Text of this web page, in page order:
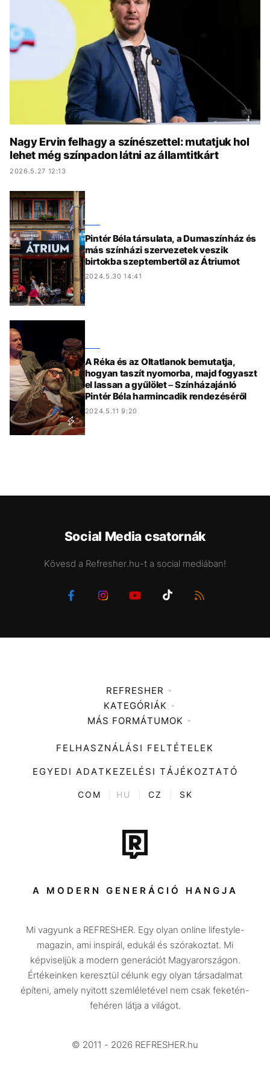
KÖZÉLET UTAZÁS
ÉLETMÓD DESIGN
BESZÉLGETÉSEK ARCOK
VIDEÓ TÖRTÉNETEK
GASZTRO
Nagy Ervin felhagy a színészettel: mutatjuk hol
lehet még színpadon látni az államtitkárt
2026.5.27 12:13
Pintér Béla társulata, a Dumaszínház és
más színházi szervezetek veszik
birtokba szeptembertől az Átriumot
2024.5.30 14:41
A Réka és az Oltatlanok bemutatja,
hogyan taszít nyomorba, majd fogyaszt
el lassan a gyűlölet – Színházajánló
Pintér Béla harmincadik rendezéséről
2024.5.11 9:20
Social Media csatornák
Kövesd a Refresher.hu-t a social mediában!
REFRESHER
Médiaajánlat
KATEGÓRIÁK
Zene
Divat
Kultúra
ENTR
Tech-Tudomány
Sport
Társadalom
Utazás
Életmód
Design
Beszélgetések
Videó
MÁS FORMÁTUMOK
FELHASZNÁLÁSI FELTÉTELEK
EGYEDI ADATKEZELÉSI TÁJÉKOZTATÓ
COM HU CZ SK
A MODERN GENERÁCIÓ HANGJA
Mi vagyunk a REFRESHER. Egy olyan online lifestyle-
magazin, ami inspirál, edukál és szórakoztat. Mi
képviseljük a modern generációt Magyarországon.
Értékeinken keresztül célunk egy olyan társadalmat
építeni, amely nyitott szemléletével nem csak feketén-
fehéren látja a világot.
© 2011 - 2026 REFRESHER.hu